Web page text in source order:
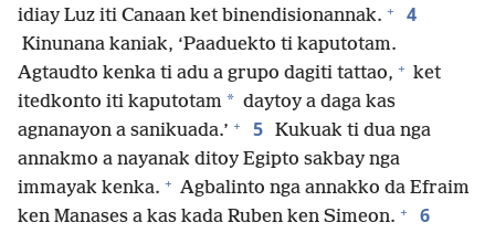
idiay Luz iti Canaan ket binendisionannak. + 4
Kinunana kaniak, ‘Paaduekto ti kaputotam.
Agtaudto kenka ti adu a grupo dagiti tattao, + ket
itedkonto iti kaputotam * daytoy a daga kas
agnanayon a sanikuada.’ + 5 Kukuak ti dua nga
annakmo a nayanak ditoy Egipto sakbay nga
immayak kenka. + Agbalinto nga annakko da Efraim
ken Manases a kas kada Ruben ken Simeon. + 6